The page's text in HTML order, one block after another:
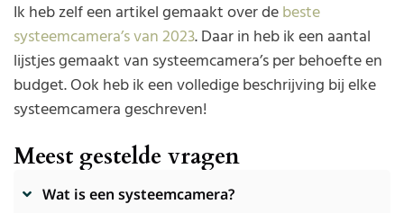
Ik heb zelf een artikel gemaakt over de beste
systeemcamera’s van 2023. Daar in heb ik een aantal
lijstjes gemaakt van systeemcamera’s per behoefte en
budget. Ook heb ik een volledige beschrijving bij elke
systeemcamera geschreven!
Meest gestelde vragen
Wat is een systeemcamera?